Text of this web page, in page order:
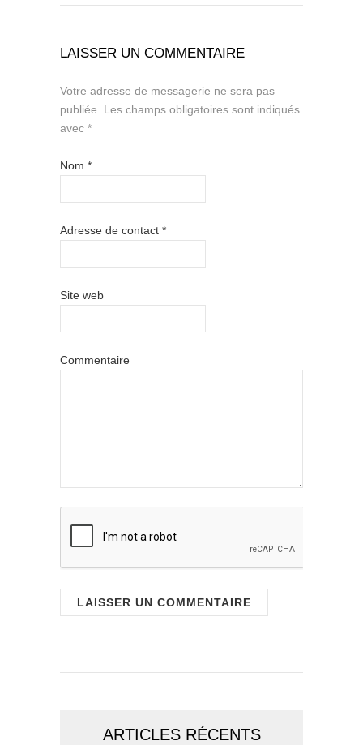
LAISSER UN COMMENTAIRE
Votre adresse de messagerie ne sera pas
publiée. Les champs obligatoires sont indiqués
avec *
Nom *
Adresse de contact *
Site web
Commentaire
ARTICLES RÉCENTS